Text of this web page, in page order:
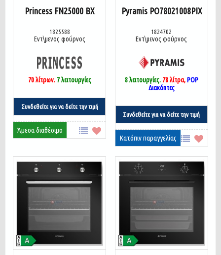
Princess FN25000 BX
1825588
Εντ\μενος φούρνος
70λίτρων.7λειτουργίες
Συνδεθείτε για να δείτε την τιμή
Άμεσα διαθέσιμο
Pyramis PO78021008PIX
1824702
Εντ\μενος φούρνος
8 λειτουργίες. 78 λίτρα,POP
Διακόπτες
Συνδεθείτε για να δείτε την τιμή
Κατόπιν παραγγελίας